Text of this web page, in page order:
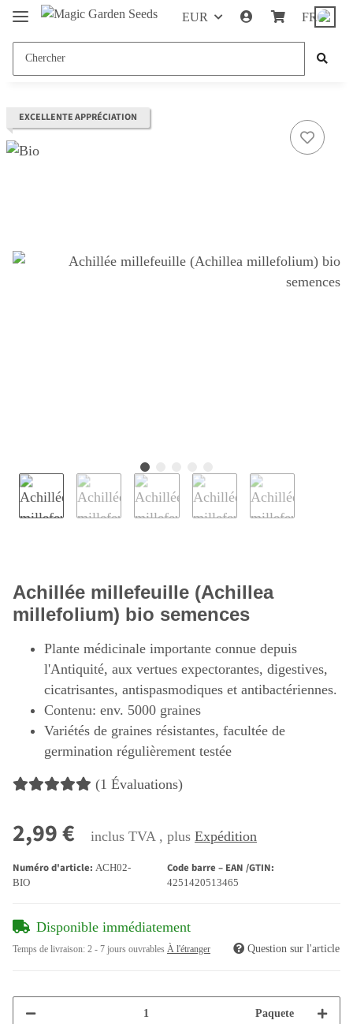
EUR FR
EXCELLENTE APPRÉCIATION
Achillée millefeuille (Achillea
millefolium) bio semences
Plante médicinale importante connue depuis
l'Antiquité, aux vertues expectorantes, digestives,
cicatrisantes, antispasmodiques et antibactériennes.
Contenu: env. 5000 graines
Variétés de graines résistantes, facultée de
germination régulièrement testée
(1 Évaluations)
2,99 € inclus TVA , plus Expédition
Numéro d'article: ACH02-
BIO
Code barre – EAN /GTIN:
4251420513465
Disponible immédiatement
Temps de livraison: 2 - 7 jours ouvrables À l'étranger Question sur l'article
Paquete